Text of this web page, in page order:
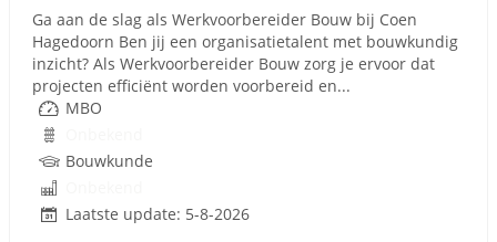
Ga aan de slag als Werkvoorbereider Bouw bij Coen
Hagedoorn Ben jij een organisatietalent met bouwkundig
inzicht? Als Werkvoorbereider Bouw zorg je ervoor dat
projecten efficiënt worden voorbereid en...
MBO
Bouwkunde
Laatste update: 5-8-2026